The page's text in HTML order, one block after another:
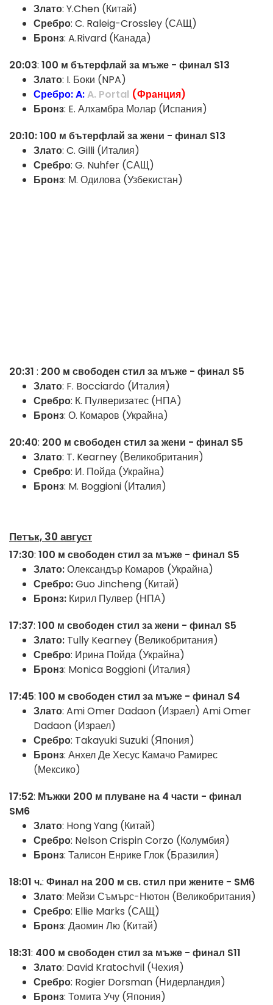
Злато: Y.Chen (Китай)
Сребро: C. Raleig-Crossley (САЩ)
Бронз: A.Rivard (Канада)
20:03: 100 м бътерфлай за мъже - финал S13
Злато: I. Боки (NPA)
Сребро: A:A. Portal (Франция)
Бронз: E. Алхамбра Молар (Испания)
20:10: 100 м бътерфлай за жени - финал S13
Злато: C. Gilli (Италия)
Сребро: G. Nuhfer (САЩ)
Бронз: М. Одилова (Узбекистан)
20:31 : 200 м свободен стил за мъже - финал S5
Злато: F. Bocciardo (Италия)
Сребро: К. Пулверизатес (НПА)
Бронз: О. Комаров (Украйна)
20:40: 200 м свободен стил за жени - финал S5
Злато: T. Kearney (Великобритания)
Сребро: И. Пойда (Украйна)
Бронз: M. Boggioni (Италия)
Петък, 30 август
17:30: 100 м свободен стил за мъже - финал S5
Злато:Олександър Комаров (Украйна)
Сребро:Guo Jincheng (Китай)
Бронз: Кирил Пулвер (НПА)
17:37: 100 м свободен стил за жени - финал S5
Злато: Tully Kearney (Великобритания)
Сребро: Ирина Пойда (Украйна)
Бронз: Monica Boggioni (Италия)
17:45: 100 м свободен стил за мъже - финал S4
Злато: Ami Omer Dadaon (Израел) Ami Omer
Dadaon (Израел)
Сребро: Takayuki Suzuki (Япония)
Бронз: Анхел Де Хесус Камачо Рамирес
(Мексико)
17:52: Мъжки 200 м плуване на 4 части - финал
SM6
Злато: Hong Yang (Китай)
Сребро: Nelson Crispin Corzo (Колумбия)
Бронз: Талисон Енрике Глок (Бразилия)
18:01 ч.: Финал на 200 м св. стил при жените - SM6
Злато: Мейзи Съмърс-Нютон (Великобритания)
Сребро: Ellie Marks (САЩ)
Бронз: Даомин Лю (Китай)
18:31: 400 м свободен стил за мъже - финал S11
Злато: David Kratochvil (Чехия)
Сребро: Rogier Dorsman (Нидерландия)
Бронз: Томита Учу (Япония)